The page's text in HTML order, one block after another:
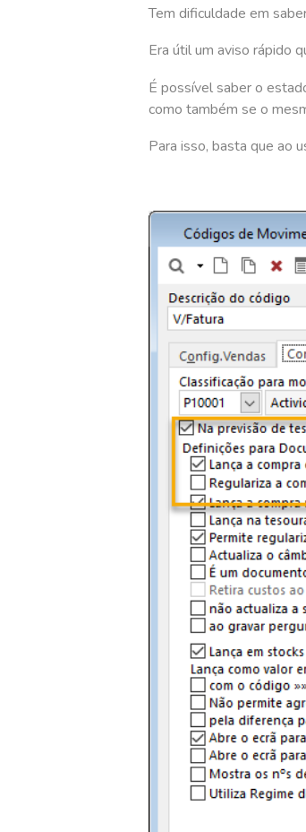
Tem dificuldade em
Era útil um aviso rápido
É possível saber o
como também se o
Para isso, basta que ao